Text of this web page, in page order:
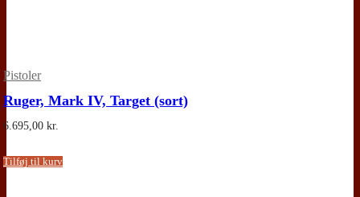
Pistoler
Ruger, Mark IV, Target (sort)
6.695,00 kr.
Tilføj til kurv